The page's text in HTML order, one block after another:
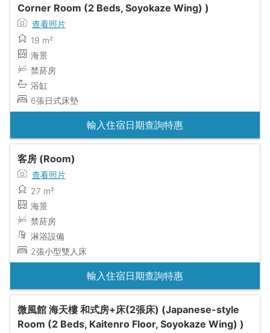
Corner Room (2 Beds, Soyokaze Wing) )
查看照片
19 m²
海景
禁菸房
浴缸
6張日式床墊
輸入住宿日期查詢特惠
客房 (Room)
查看照片
27 m²
海景
禁菸房
淋浴設備
2張小型雙人床
輸入住宿日期查詢特惠
微風館 海天樓 和式房+床(2張床) (Japanese-style
Room (2 Beds, Kaitenro Floor, Soyokaze Wing) )